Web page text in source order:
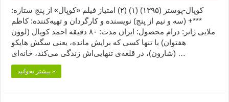
کوپال-پوستر (۱۳۹۵) (۱) (۲) امتیاز فیلم «کوپال» از پنج ستاره:
***+ (سه و نیم از پنج) نویسنده و کارگردان و تهیه‌کننده: کاظم
ملایی ژانر: درام محصول: ایران مدت: ۸۰ دقیقه احمد کوپال (لوون
هفتوان) با تنها کسی که برایش مانده، یعنی سگش هایکو
(شارون)، در قلعه‌ی تنهایی‌اش زندگی می‌کند، خانه‌ای …
بیشتر بخوانید »